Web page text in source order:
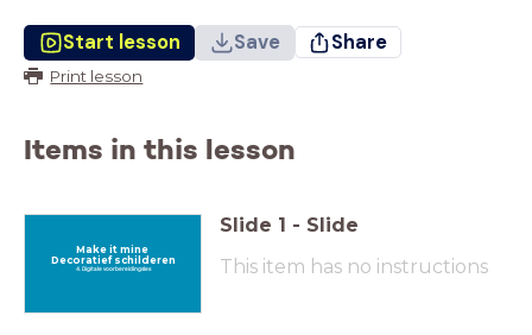
Start lesson Save Share
Print lesson
Items in this lesson
Make it mine
Decoratief schilderen
4. Digitale voorbereidingsles
Slide 1 - Slide
This item has no instructions